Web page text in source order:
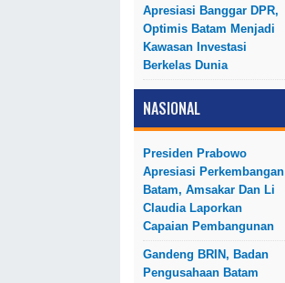
Apresiasi Banggar DPR,
Optimis Batam Menjadi
Kawasan Investasi
Berkelas Dunia
NASIONAL
Presiden Prabowo
Apresiasi Perkembangan
Batam, Amsakar Dan Li
Claudia Laporkan
Capaian Pembangunan
Gandeng BRIN, Badan
Pengusahaan Batam